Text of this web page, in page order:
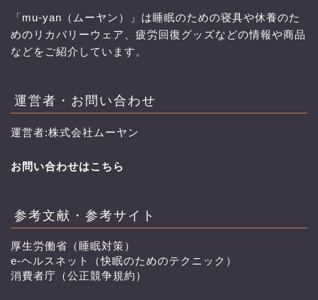
「mu-yan（ムーヤン）」は睡眠のための寝具や休養のた
めのリカバリーウェア、疲労回復グッズなどの情報や商品
などをご紹介しています。
運営者・お問い合わせ
運営者:株式会社ムーヤン
お問い合わせはこちら
参考文献・参考サイト
厚生労働省（睡眠対策）
e-ヘルスネット（快眠のためのテクニック）
消費者庁（公正競争規約）